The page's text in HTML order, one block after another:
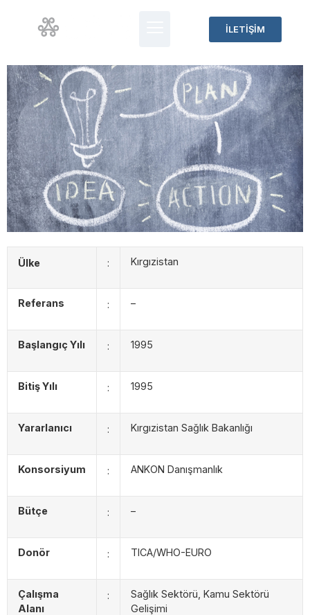
İLETİŞİM
Ülke : Kırgızistan
Referans : –
Başlangıç Yılı : 1995
Bitiş Yılı : 1995
Yararlanıcı : Kırgızistan Sağlık Bakanlığı
Konsorsiyum : ANKON Danışmanlık
Bütçe : –
Donör : TICA/WHO-EURO
Çalışma
Alanı
:
Sağlık Sektörü, Kamu Sektörü
Gelişimi